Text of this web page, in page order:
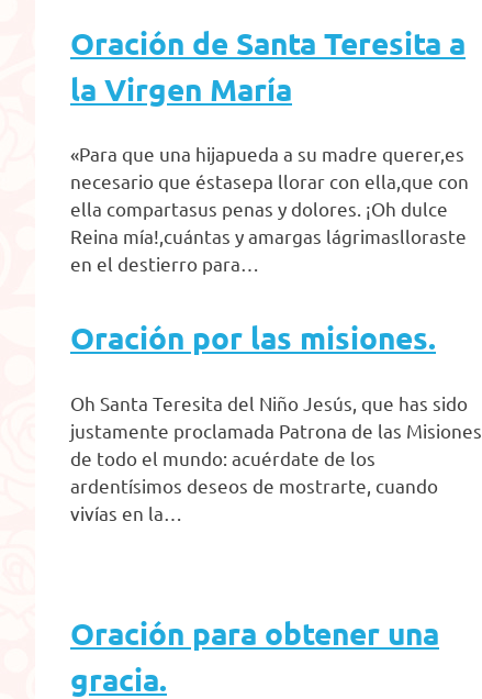
Oración de Santa Teresita a
la Virgen María
«Para que una hijapueda a su madre querer,es
necesario que éstasepa llorar con ella,que con
ella compartasus penas y dolores. ¡Oh dulce
Reina mía!,cuántas y amargas lágrimaslloraste
en el destierro para…
Oración por las misiones.
Oh Santa Teresita del Niño Jesús, que has sido
justamente proclamada Patrona de las Misiones
de todo el mundo: acuérdate de los
ardentísimos deseos de mostrarte, cuando
vivías en la…
Oración para obtener una
gracia.